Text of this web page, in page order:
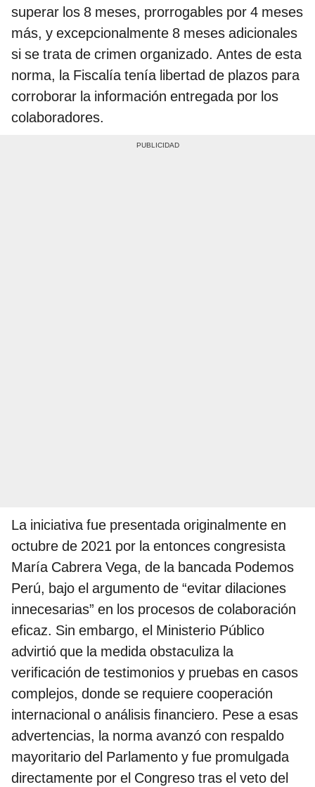
superar los 8 meses, prorrogables por 4 meses
más, y excepcionalmente 8 meses adicionales
si se trata de crimen organizado. Antes de esta
norma, la Fiscalía tenía libertad de plazos para
corroborar la información entregada por los
colaboradores.
La iniciativa fue presentada originalmente en
octubre de 2021 por la entonces congresista
María Cabrera Vega, de la bancada Podemos
Perú, bajo el argumento de “evitar dilaciones
innecesarias” en los procesos de colaboración
eficaz. Sin embargo, el Ministerio Público
advirtió que la medida obstaculiza la
verificación de testimonios y pruebas en casos
complejos, donde se requiere cooperación
internacional o análisis financiero. Pese a esas
advertencias, la norma avanzó con respaldo
mayoritario del Parlamento y fue promulgada
directamente por el Congreso tras el veto del